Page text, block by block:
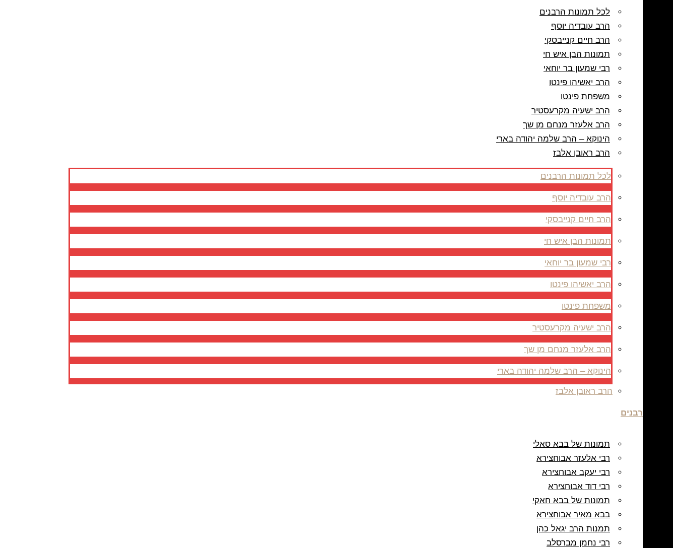
לכל תמונות הרבנים
הרב עובדיה יוסף
הרב חיים קנייבסקי
תמונות הבן איש חי
רבי שמעון בר יוחאי
הרב יאשיהו פינטו
משפחת פינטו
הרב ישעיה מקרעסטיר
הרב אלעזר מנחם מן שך
הינוקא – הרב שלמה יהודה בארי
הרב ראובן אלבז
לכל תמונות הרבנים
הרב עובדיה יוסף
הרב חיים קנייבסקי
תמונות הבן איש חי
רבי שמעון בר יוחאי
הרב יאשיהו פינטו
משפחת פינטו
הרב ישעיה מקרעסטיר
הרב אלעזר מנחם מן שך
הינוקא – הרב שלמה יהודה בארי
הרב ראובן אלבז
רבנים
תמונות של בבא סאלי
רבי אלעזר אבוחצירא
רבי יעקב אבוחצירא
רבי דוד אבוחצירא
תמונות של בבא חאקי
בבא מאיר אבוחצירא
תמנות הרב יגאל כהן
רבי נחמן מברסלב